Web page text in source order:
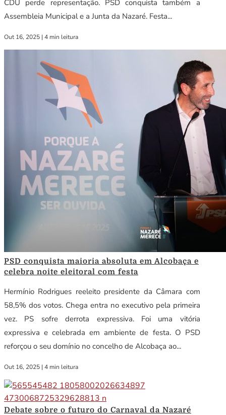
CDU perde representação. PSD conquista também a
Assembleia Municipal e a Junta da Nazaré. Festa...
Out 16, 2025 | 4 min leitura
PSD conquista maioria absoluta em Alcobaça e
celebra noite eleitoral com festa
Hermínio Rodrigues reeleito presidente da Câmara com
58,5% dos votos. Chega entra no executivo pela primeira
vez. PS sofre derrota expressiva. Foi uma vitória
expressiva e celebrada em ambiente de festa. O PSD
reforçou o seu domínio no concelho de Alcobaça ao...
Out 16, 2025 | 4 min leitura
Debate sobre o futuro do Carnaval da Nazaré